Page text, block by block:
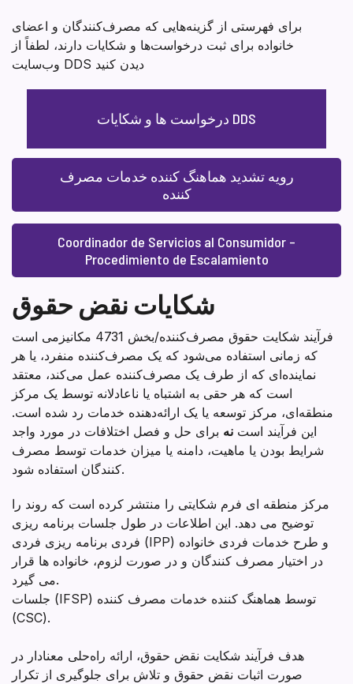
برای فهرستی از گزینه‌هایی که مصرف‌کنندگان و اعضای
خانواده برای ثبت درخواست‌ها و شکایات دارند، لطفاً از
وب‌سایت DDS دیدن کنید
درخواست ها و شکایات DDS
رویه تشدید هماهنگ کننده خدمات مصرف
کننده
Coordinador de Servicios al Consumidor –
Procedimiento de Escalamiento
فرآیند شکایت حقوق مصرف‌کننده/بخش 4731 مکانیزمی است
که زمانی استفاده می‌شود که یک مصرف‌کننده منفرد، یا هر
نماینده‌ای که از طرف یک مصرف‌کننده عمل می‌کند، معتقد
است که هر حقی به اشتباه یا ناعادلانه توسط یک مرکز
منطقه‌ای، مرکز توسعه یا یک ارائه‌دهنده خدمات رد شده است.
این فرآیند است نه برای حل و فصل اختلافات در مورد واجد
شرایط بودن یا ماهیت، دامنه یا میزان خدمات توسط مصرف
کنندگان استفاده شود.
مرکز منطقه ای فرم شکایتی را منتشر کرده است که روند را
توضیح می دهد. این اطلاعات در طول جلسات برنامه ریزی
فردی برنامه ریزی فردی (IPP) و طرح خدمات فردی خانواده
در اختیار مصرف کنندگان و در صورت لزوم، خانواده ها قرار
می گیرد.
جلسات (IFSP) توسط هماهنگ کننده خدمات مصرف کننده
(CSC).
هدف فرآیند شکایت نقض حقوق، ارائه راه‌حلی معنادار در
صورت اثبات نقض حقوق و تلاش برای جلوگیری از تکرار